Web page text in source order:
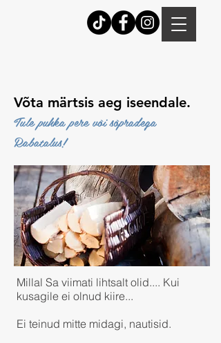
Võta märtsis aeg iseendale.
Tule puhka pere või sõpradega
Rabatalus!
Millal Sa viimati lihtsalt olid.... Kui
kusagile ei olnud kiire...
Ei teinud mitte midagi, nautisid.